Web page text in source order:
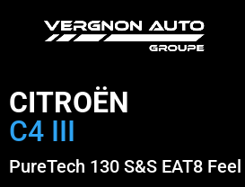
CITROËN
C4 III
PureTech 130 S&S EAT8